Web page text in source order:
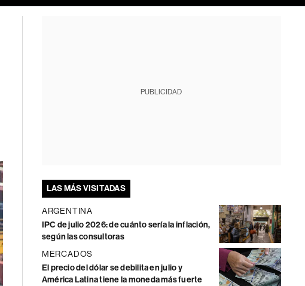
PUBLICIDAD
LAS MÁS VISITADAS
ARGENTINA
IPC de julio 2026: de cuánto sería la inflación,
según las consultoras
MERCADOS
El precio del dólar se debilita en julio y
América Latina tiene la moneda más fuerte